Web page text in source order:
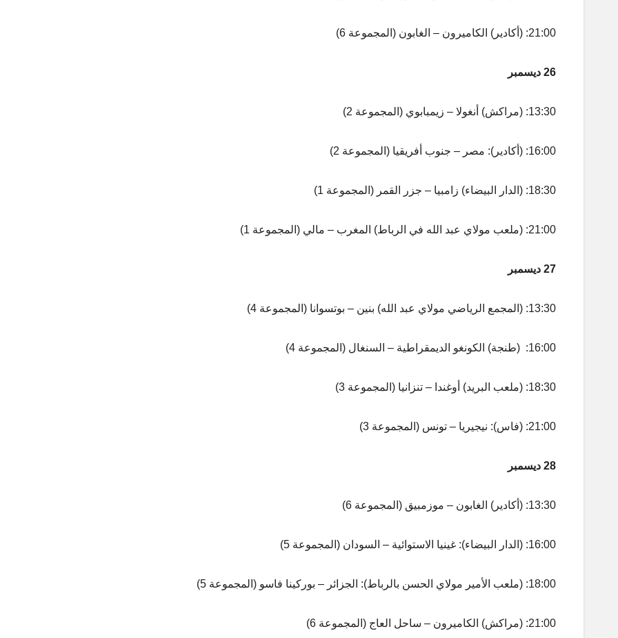
21:00: (أكادير) الكاميرون – الغابون (المجموعة 6)
26 ديسمبر
13:30: (مراكش) أنغولا – زيمبابوي (المجموعة 2)
16:00: (أكادير): مصر – جنوب أفريقيا (المجموعة 2)
18:30: (الدار البيضاء) زامبيا – جزر القمر (المجموعة 1)
21:00: (ملعب مولاي عبد الله في الرباط) المغرب – مالي (المجموعة 1)
27 ديسمبر
13:30: (المجمع الرياضي مولاي عبد الله) بنين – بوتسوانا (المجموعة 4)
16:00: (طنجة) الكونغو الديمقراطية – السنغال (المجموعة 4)
18:30: (ملعب البريد) أوغندا – تنزانيا (المجموعة 3)
21:00: (فاس): نيجيريا – تونس (المجموعة 3)
28 ديسمبر
13:30: (أكادير) الغابون – موزمبيق (المجموعة 6)
16:00: (الدار البيضاء): غينيا الاستوائية – السودان (المجموعة 5)
18:00: (ملعب الأمير مولاي الحسن بالرباط): الجزائر – بوركينا فاسو (المجموعة 5)
21:00: (مراكش) الكاميرون – ساحل العاج (المجموعة 6)